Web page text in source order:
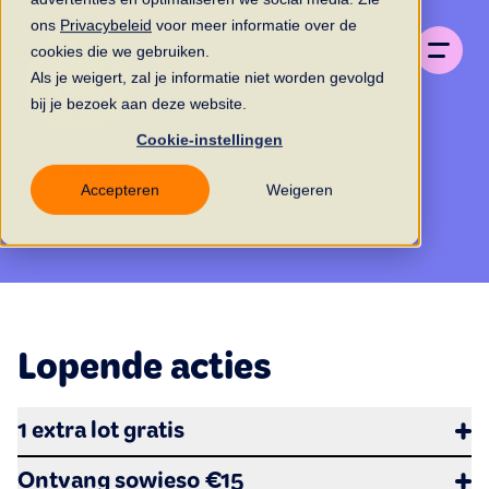
ons Privacybeleid voor meer informatie over de
cookies die we gebruiken.
Als je weigert, zal je informatie niet worden gevolgd
bij je bezoek aan deze website.
Cookie-instellingen
Accepteren Weigeren
Acties
Hier leggen we uit hoe alles werkt en wat de
Lopende acties
1 extra lot gratis
De actievoorwaarden voor de actie "1 extra lot gratis
Ontvang sowieso €15